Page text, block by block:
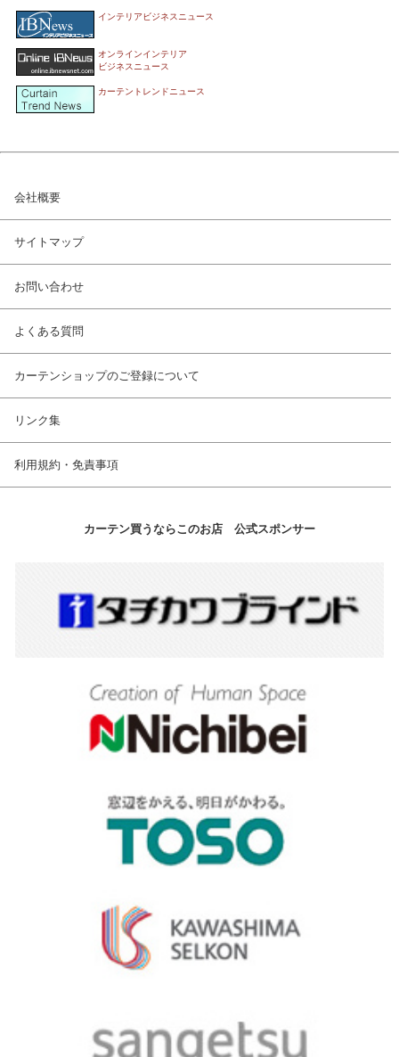
インテリアビジネスニュース
オンラインインテリア
ビジネスニュース
カーテントレンドニュース
会社概要
サイトマップ
お問い合わせ
よくある質問
カーテンショップのご登録について
リンク集
利用規約・免責事項
カーテン買うならこのお店 公式スポンサー